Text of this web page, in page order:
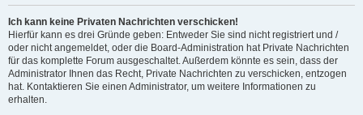
Ich kann keine Privaten Nachrichten verschicken!
Hierfür kann es drei Gründe geben: Entweder Sie sind nicht registriert und /
oder nicht angemeldet, oder die Board-Administration hat Private Nachrichten
für das komplette Forum ausgeschaltet. Außerdem könnte es sein, dass der
Administrator Ihnen das Recht, Private Nachrichten zu verschicken, entzogen
hat. Kontaktieren Sie einen Administrator, um weitere Informationen zu
erhalten.